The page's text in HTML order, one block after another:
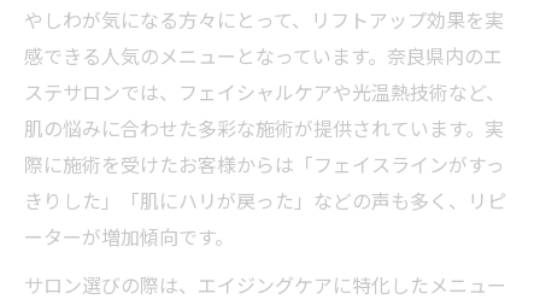
やしわが気になる方々にとって、リフトアップ効果を実
感できる人気のメニューとなっています。奈良県内のエ
ステサロンでは、フェイシャルケアや光温熱技術など、
肌の悩みに合わせた多彩な施術が提供されています。実
際に施術を受けたお客様からは「フェイスラインがすっ
きりした」「肌にハリが戻った」などの声も多く、リピ
ーターが増加傾向です。
サロン選びの際は、エイジングケアに特化したメニュー